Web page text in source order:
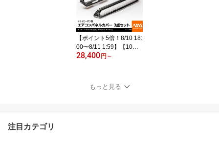
ッシュ
【ポイント5倍！8/10 18:
00〜8/11 1:59】【10月
末入荷予定】ホンダ プレ
ドライカーボン製エアコ
ンパネルカバー3点セッ
28,400 円 ～
もっと見る
注目カテゴリ